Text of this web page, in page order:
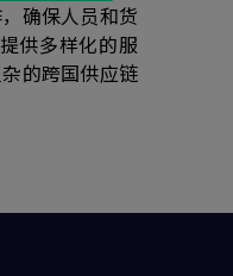
确保人员和货
供多样化的服
的跨国供应链